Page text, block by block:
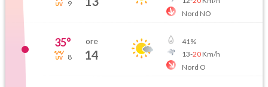
9
Nord NO
35°
8
ore
14
41%
13-20Km/h
Nord O